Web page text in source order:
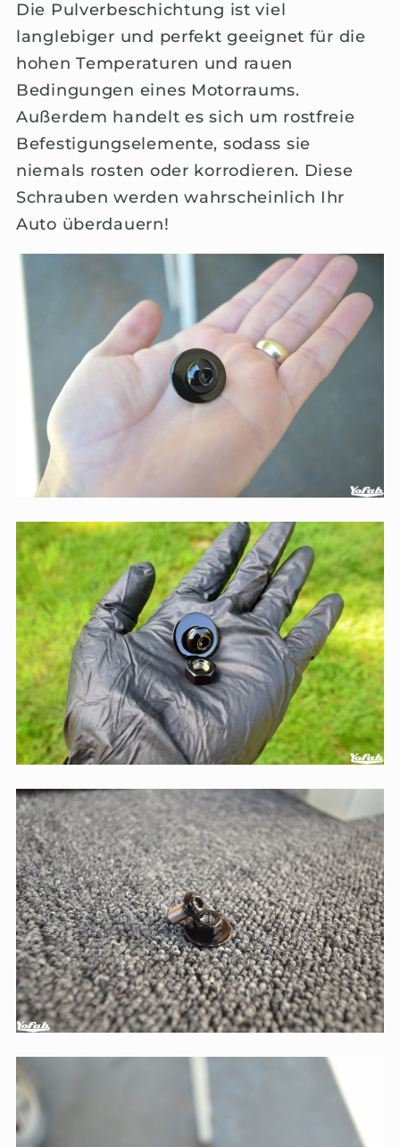
Die Pulverbeschichtung ist viel
langlebiger und perfekt geeignet für die
hohen Temperaturen und rauen
Bedingungen eines Motorraums.
Außerdem handelt es sich um rostfreie
Befestigungselemente, sodass sie
niemals rosten oder korrodieren. Diese
Schrauben werden wahrscheinlich Ihr
Auto überdauern!